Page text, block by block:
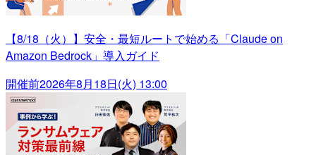
【8/18（火）】安全・最短ルートで始める「Claude on
Amazon Bedrock」導入ガイド
開催前2026年8月18日(火) 13:00